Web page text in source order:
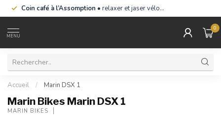
Coin café à l’Assomption • relaxer et jaser vélo…
MENU
0
Accueil / Marin DSX 1
Marin Bikes Marin DSX 1
MARIN BIKES